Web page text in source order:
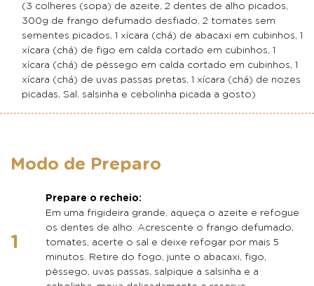
(3 colheres (sopa) de azeite, 2 dentes de alho picados,
300g de frango defumado desfiado, 2 tomates sem
sementes picados, 1 xícara (chá) de abacaxi em cubinhos, 1
xícara (chá) de figo em calda cortado em cubinhos, 1
xícara (chá) de pêssego em calda cortado em cubinhos, 1
xícara (chá) de uvas passas pretas, 1 xícara (chá) de nozes
picadas, Sal, salsinha e cebolinha picada a gosto)
Modo de Preparo
Prepare o recheio:
Em uma frigideira grande, aqueça o azeite e refogue
os dentes de alho. Acrescente o frango defumado,
tomates, acerte o sal e deixe refogar por mais 5
minutos. Retire do fogo, junte o abacaxi, figo,
pêssego, uvas passas, salpique a salsinha e a